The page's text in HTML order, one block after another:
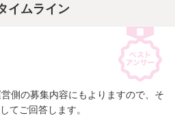
イムライン
側の募集内容にもよりますので、そ
てご回答します。